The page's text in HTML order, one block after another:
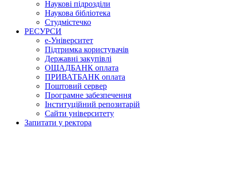
Наукові підрозділи
Наукова бібліотека
Студмістечко
РЕСУРСИ
е-Університет
Підтримка користувачів
Державні закупівлі
ОЩАДБАНК оплата
ПРИВАТБАНК оплата
Поштовий сервер
Програмне забезпечення
Інституційний репозитарій
Сайти університету
Запитати у ректора